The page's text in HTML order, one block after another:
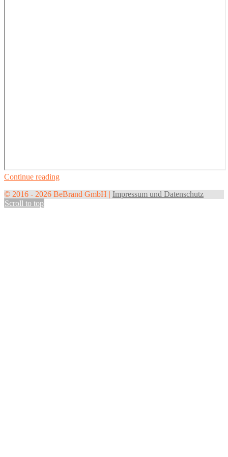
Continue reading
© 2016 - 2026 BeBrand GmbH | Impressum und Datenschutz
Scroll to top